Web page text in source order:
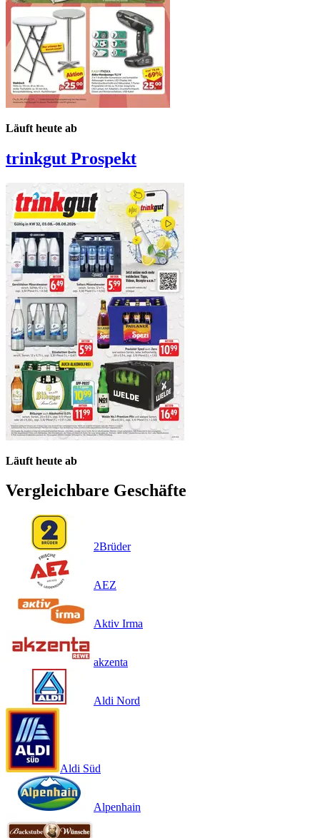
Läuft heute ab
trinkgut Prospekt
Läuft heute ab
Vergleichbare Geschäfte
2Brüder
AEZ
Aktiv Irma
akzenta
Aldi Nord
Aldi Süd
Alpenhain